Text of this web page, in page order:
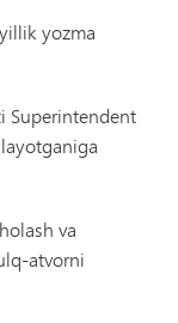
yozma
Superintendent
va
atvorni